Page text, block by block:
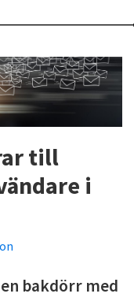
till
i
bakdörr med